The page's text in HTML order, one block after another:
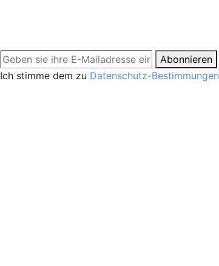
Abonnieren
Ich stimme dem zu Datenschutz-Bestimmungen